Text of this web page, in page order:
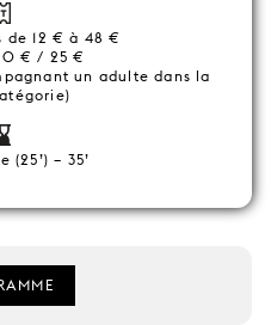
de 12 € à 48 €
€ / 25 €
un adulte dans la
(25’) – 35’